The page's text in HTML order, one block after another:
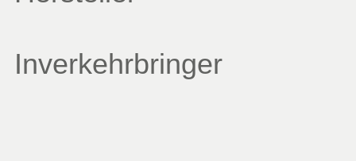
Inverkehrbringer